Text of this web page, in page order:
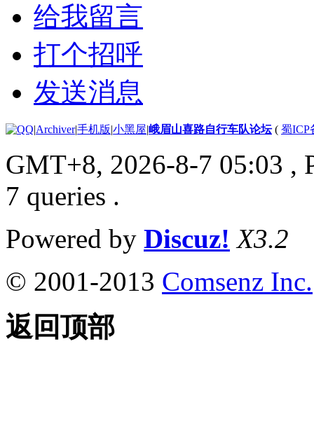
给我留言
打个招呼
发送消息
|Archiver|手机版|小黑屋|峨眉山喜路自行车队论坛( 蜀ICP
GMT+8, 2026-8-7 05:03 ,
7 queries .
Powered by Discuz! X3.2
© 2001-2013 Comsenz Inc.
返回顶部